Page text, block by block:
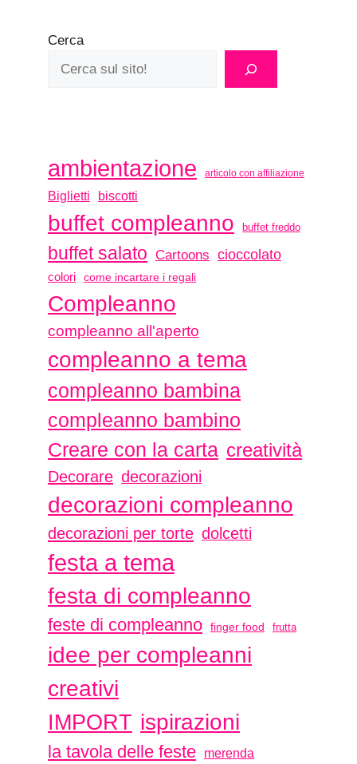
Cerca
ambientazione articolo con affiliazione
Biglietti biscotti
buffet compleanno buffet freddo
buffet salato Cartoons cioccolato
colori come incartare i regali
Compleanno
compleanno all'aperto
compleanno a tema
compleanno bambina
compleanno bambino
Creare con la carta creatività
Decorare decorazioni
decorazioni compleanno
decorazioni per torte dolcetti
festa a tema
festa di compleanno
feste di compleanno finger food frutta
idee per compleanni
creativi
IMPORT ispirazioni
la tavola delle feste merenda